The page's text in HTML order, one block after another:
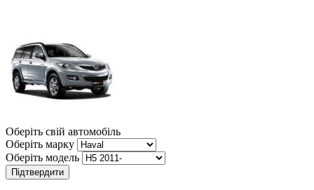
Оберіть свій автомобіль
Оберіть марку
Оберіть модель
Підтвердити